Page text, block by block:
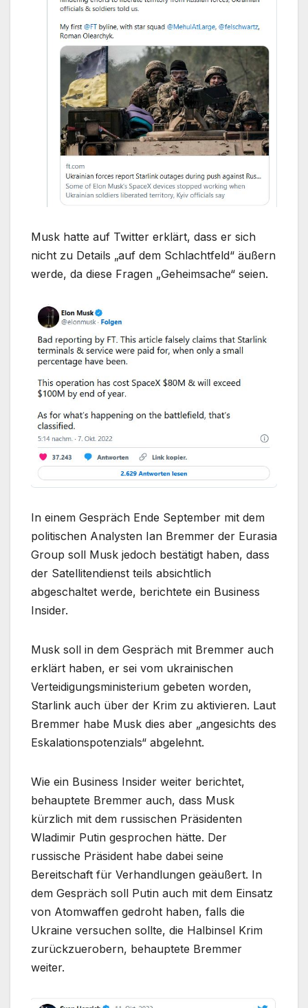
Musk hatte auf Twitter erklärt, dass er sich
nicht zu Details „auf dem Schlachtfeld“ äußern
werde, da diese Fragen „Geheimsache“ seien.
In einem Gespräch Ende September mit dem
politischen Analysten Ian Bremmer der Eurasia
Group soll Musk jedoch bestätigt haben, dass
der Satellitendienst teils absichtlich
abgeschaltet werde, berichtete ein Business
Insider.
Musk soll in dem Gespräch mit Bremmer auch
erklärt haben, er sei vom ukrainischen
Verteidigungsministerium gebeten worden,
Starlink auch über der Krim zu aktivieren. Laut
Bremmer habe Musk dies aber „angesichts des
Eskalationspotenzials“ abgelehnt.
Wie ein Business Insider weiter berichtet,
behauptete Bremmer auch, dass Musk
kürzlich mit dem russischen Präsidenten
Wladimir Putin gesprochen hätte. Der
russische Präsident habe dabei seine
Bereitschaft für Verhandlungen geäußert. In
dem Gespräch soll Putin auch mit dem Einsatz
von Atomwaffen gedroht haben, falls die
Ukraine versuchen sollte, die Halbinsel Krim
zurückzuerobern, behauptete Bremmer
weiter.